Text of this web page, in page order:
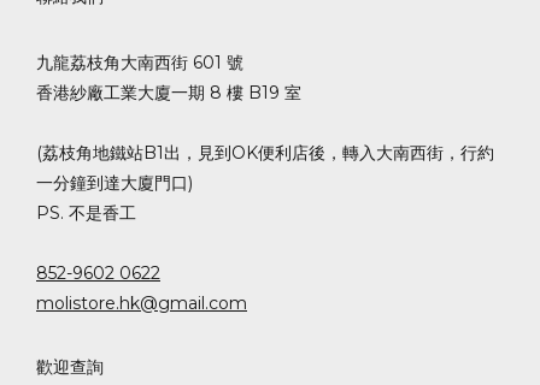
九龍荔枝角大南西街 601 號
香港紗廠工業大廈一期 8 樓 B19 室
(荔枝角地鐵站B1出，見到OK便利店後，轉入大南西街，行約
一分鐘到達大廈門口)
PS. 不是香工
852-9602 0622
molistore.hk@gmail.com
歡迎查詢